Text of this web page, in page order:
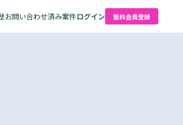
お問い合わせ済み案件ログイン 無料会員登録